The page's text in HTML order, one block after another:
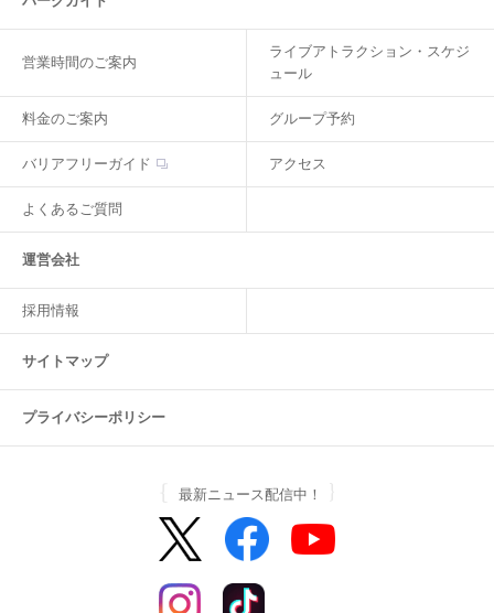
営業時間のご案内
ライブアトラクション・スケジ
ュール
料金のご案内 グループ予約
バリアフリーガイド アクセス
よくあるご質問
運営会社
採用情報
サイトマップ
プライバシーポリシー
最新ニュース配信中！